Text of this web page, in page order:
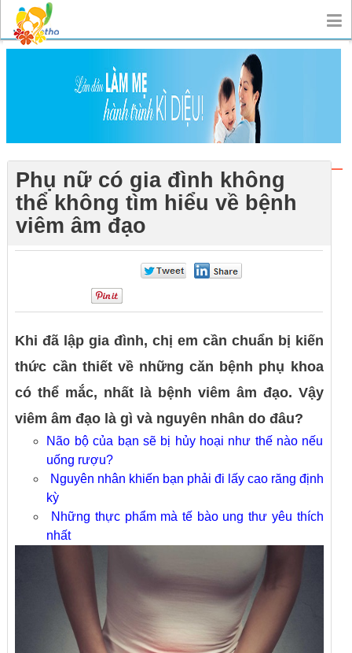
Phụ nữ có gia đình không
thể không tìm hiểu về bệnh
viêm âm đạo
0
Khi đã lập gia đình, chị em cần chuẩn bị kiến
thức cần thiết về những căn bệnh phụ khoa
có thể mắc, nhất là bệnh viêm âm đạo. Vậy
viêm âm đạo là gì và nguyên nhân do đâu?
Não bộ của bạn sẽ bị hủy hoại như thế nào nếu
uống rượu?
Nguyên nhân khiến bạn phải đi lấy cao răng định
kỳ
Những thực phẩm mà tế bào ung thư yêu thích
nhất